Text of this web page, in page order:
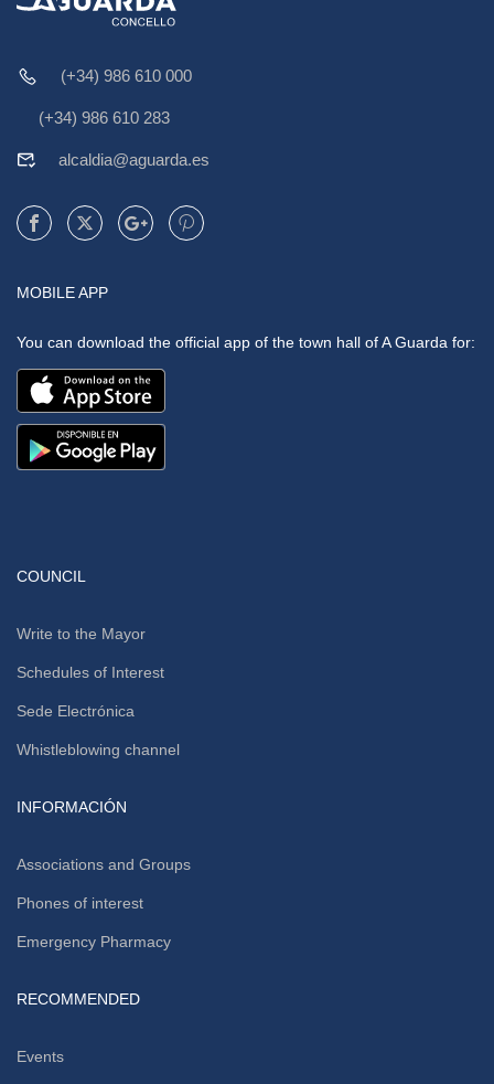
(+34) 986 610 000
(+34) 986 610 283
alcaldia@aguarda.es
MOBILE APP
You can download the official app of the town hall of A Guarda for:
COUNCIL
Write to the Mayor
Schedules of Interest
Sede Electrónica
Whistleblowing channel
INFORMACIÓN
Associations and Groups
Phones of interest
Emergency Pharmacy
RECOMMENDED
Events